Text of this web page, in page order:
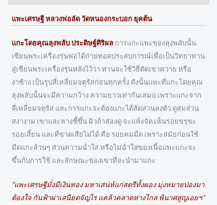
แพะเศรษฐี หลวงพ่อลัด วัดหนองกระบอก ยุคต้น
แกะโดยคุณลุงพลับ ประดิษฐ์ศิริผล การแกะแพะของลุงพลับนั้น
เซียนพระเครื่องรุ่นพ่อได้ถ่ายทอดประสบการณ์เพื่อเป็นวิทยาทาน
สู่เซียนพระเครื่องรุ่นหลังไว้ว่า ท่านจะใช้วิธีตัดเขาควาย หรือ
งาช้าง เป็นรูปสี่เหลี่ยมจตุรัสก่อนทุกครั้ง ดังนั้นแพะที่แกะโดยคุณ
ลุงพลับนั้นจะมีความกว้าง ความยาวเท่ากันเสมอ เพราะแกะจาก
สี่เหลี่ยมจตุรัส และการแกะจะต้องแกะได้สัดส่วนลงตัว ดูสมส่วน
สง่างาม เขาและหางชี้ขึ้น ผิวถ้าส่องดู จะแห้งจัด เห็นรอยขรุขะ
รอยเสี้ยน และที่ขาดเสียไม่ได้ คือ รอยคมมีด เพราะสมัยก่อนใช้
มีดแกะล้วนๆ ส่วนความฉ่ำใส หรือไม่ฉ่ำใสของเนื้อแพะแกะจะ
ขึ้นกับการใช้ และลักษณะของเขาที่จะนำมาแกะ
“แพะเศรษฐีมั่งมีเงินทอง มหาเสน่ห์แก่สตรีทั้งผอง มุ่งหมายปองมา
ต้องใจ กันฟ้าผ่าเสนียดจัญไร แคล้วคลาดห่างไกล พินาศสูญเอยฯ”